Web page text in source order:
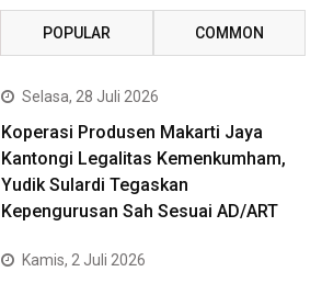
POPULAR COMMON
Selasa, 28 Juli 2026
Koperasi Produsen Makarti Jaya
Kantongi Legalitas Kemenkumham,
Yudik Sulardi Tegaskan
Kepengurusan Sah Sesuai AD/ART
Kamis, 2 Juli 2026